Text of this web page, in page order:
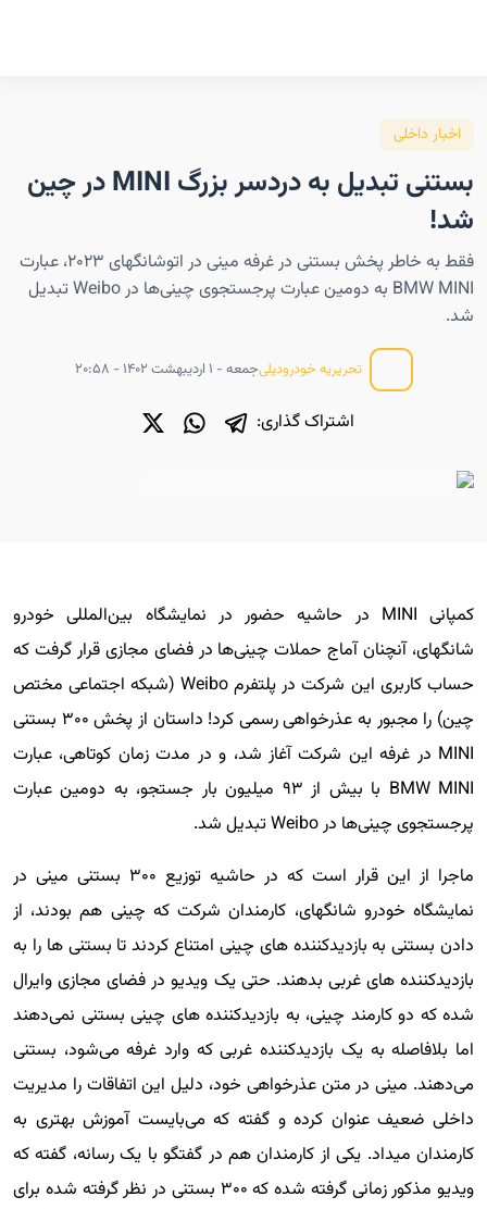
اخبار داخلی
بستنی تبدیل به دردسر بزرگ MINI در چین
شد!
فقط به خاطر پخش بستنی در غرفه مینی در اتوشانگهای ۲۰۲۳، عبارت
BMW MINI به دومین عبارت پرجستجوی چینی‌ها در Weibo تبدیل
شد.
تحریریه خودرودیلیجمعه - ۱ اردیبهشت ۱۴۰۲ - ۲۰:۵۸
اشتراک گذاری:
کمپانی MINI در حاشیه حضور در نمایشگاه بین‌المللی خودرو
شانگهای، آنچنان آماج حملات چینی‌ها در فضای مجازی قرار گرفت که
حساب کاربری این شرکت در پلتفرم Weibo (شبکه اجتماعی مختص
چین) را مجبور به عذرخواهی رسمی کرد! داستان از پخش ۳۰۰ بستنی
MINI در غرفه این شرکت آغاز شد، و در مدت زمان کوتاهی، عبارت
BMW MINI با بیش از ۹۳ میلیون بار جستجو، به دومین عبارت
پرجستجوی چینی‌ها در Weibo تبدیل شد.
ماجرا از این قرار است که در حاشیه توزیع ۳۰۰ بستنی مینی در
نمایشگاه خودرو شانگهای، کارمندان شرکت که چینی هم بودند، از
دادن بستنی به بازدیدکننده های چینی امتناع کردند تا بستنی ها را به
بازدیدکننده های غربی بدهند. حتی یک ویدیو در فضای مجازی وایرال
شده که دو کارمند چینی، به بازدیدکننده های چینی بستنی نمی‌دهند
اما بلافاصله به یک بازدیدکننده غربی که وارد غرفه می‌شود، بستنی
می‌دهند. مینی در متن عذرخواهی خود، دلیل این اتفاقات را مدیریت
داخلی ضعیف عنوان کرده و گفته که می‌بایست آموزش بهتری به
کارمندان میداد. یکی از کارمندان هم در گفتگو با یک رسانه، گفته که
ویدیو مذکور زمانی گرفته شده که ۳۰۰ بستنی در نظر گرفته شده برای